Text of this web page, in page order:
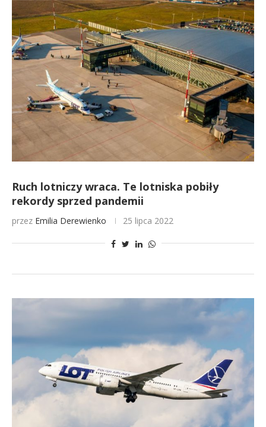
Ruch lotniczy wraca. Te lotniska pobiły
rekordy sprzed pandemii
przez Emilia Derewienko 25 lipca 2022